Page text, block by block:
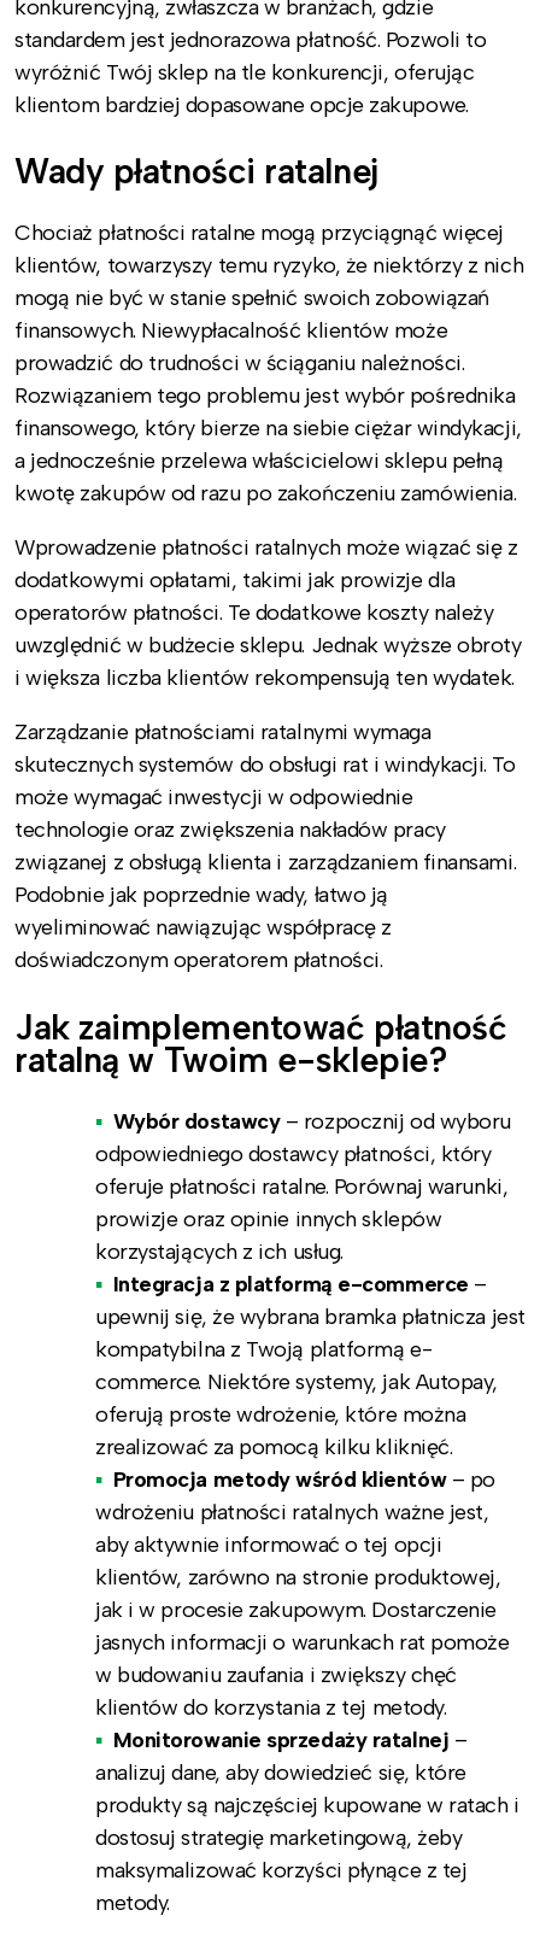
konkurencyjną, zwłaszcza w branżach, gdzie
standardem jest jednorazowa płatność. Pozwoli to
wyróżnić Twój sklep na tle konkurencji, oferując
klientom bardziej dopasowane opcje zakupowe.
Wady płatności ratalnej
Chociaż płatności ratalne mogą przyciągnąć więcej
klientów, towarzyszy temu ryzyko, że niektórzy z nich
mogą nie być w stanie spełnić swoich zobowiązań
finansowych. Niewypłacalność klientów może
prowadzić do trudności w ściąganiu należności.
Rozwiązaniem tego problemu jest wybór pośrednika
finansowego, który bierze na siebie ciężar windykacji,
a jednocześnie przelewa właścicielowi sklepu pełną
kwotę zakupów od razu po zakończeniu zamówienia.
Wprowadzenie płatności ratalnych może wiązać się z
dodatkowymi opłatami, takimi jak prowizje dla
operatorów płatności. Te dodatkowe koszty należy
uwzględnić w budżecie sklepu. Jednak wyższe obroty
i większa liczba klientów rekompensują ten wydatek.
Zarządzanie płatnościami ratalnymi wymaga
skutecznych systemów do obsługi rat i windykacji. To
może wymagać inwestycji w odpowiednie
technologie oraz zwiększenia nakładów pracy
związanej z obsługą klienta i zarządzaniem finansami.
Podobnie jak poprzednie wady, łatwo ją
wyeliminować nawiązując współpracę z
doświadczonym operatorem płatności.
Jak zaimplementować płatność
ratalną w Twoim e-sklepie?
Wybór dostawcy– rozpocznij od wyboru
odpowiedniego dostawcy płatności, który
oferuje płatności ratalne. Porównaj warunki,
prowizje oraz opinie innych sklepów
korzystających z ich usług.
Integracja z platformą e-commerce –
upewnij się, że wybrana bramka płatnicza jest
kompatybilna z Twoją platformą e-
commerce. Niektóre systemy, jak Autopay,
oferują proste wdrożenie, które można
zrealizować za pomocą kilku kliknięć.
Promocja metody wśród klientów– po
wdrożeniu płatności ratalnych ważne jest,
aby aktywnie informować o tej opcji
klientów, zarówno na stronie produktowej,
jak i w procesie zakupowym. Dostarczenie
jasnych informacji o warunkach rat pomoże
w budowaniu zaufania i zwiększy chęć
klientów do korzystania z tej metody.
Monitorowanie sprzedaży ratalnej –
analizuj dane, aby dowiedzieć się, które
produkty są najczęściej kupowane w ratach i
dostosuj strategię marketingową, żeby
maksymalizować korzyści płynące z tej
metody.